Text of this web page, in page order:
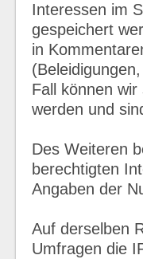
Interessen im
gespeichert
in
Fall können
werden und
Des Weiteren
berechtigten
Angaben der
Auf derselben
Umfragen die